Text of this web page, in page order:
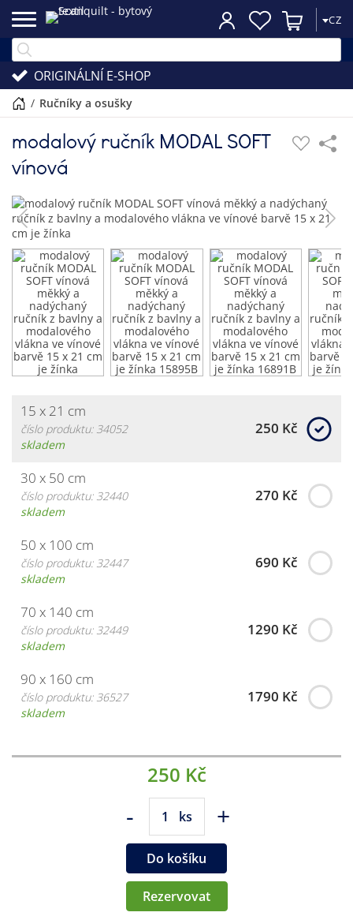
CZ
ORIGINÁLNÍ E-SHOP
/ ručníky a osušky
modalový ručník MODAL SOFT
vínová
15 x 21 cm
číslo produktu: 34052
skladem
250 Kč
30 x 50 cm
číslo produktu: 32440
skladem
270 Kč
50 x 100 cm
číslo produktu: 32447
skladem
690 Kč
70 x 140 cm
číslo produktu: 32449
skladem
1290 Kč
90 x 160 cm
číslo produktu: 36527
skladem
1790 Kč
250 Kč
- ks +
Do košíku
Rezervovat